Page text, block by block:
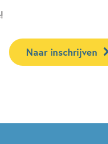
Naar inschrijven